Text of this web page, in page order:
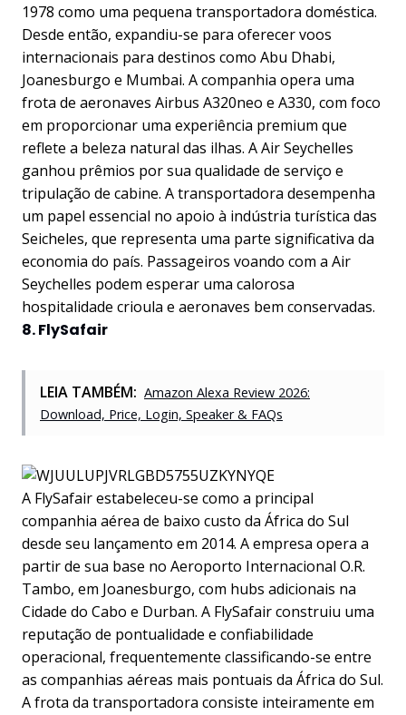
1978 como uma pequena transportadora doméstica.
Desde então, expandiu-se para oferecer voos
internacionais para destinos como Abu Dhabi,
Joanesburgo e Mumbai. A companhia opera uma
frota de aeronaves Airbus A320neo e A330, com foco
em proporcionar uma experiência premium que
reflete a beleza natural das ilhas. A Air Seychelles
ganhou prêmios por sua qualidade de serviço e
tripulação de cabine. A transportadora desempenha
um papel essencial no apoio à indústria turística das
Seicheles, que representa uma parte significativa da
economia do país. Passageiros voando com a Air
Seychelles podem esperar uma calorosa
hospitalidade crioula e aeronaves bem conservadas.
8. FlySafair
LEIA TAMBÉM: Amazon Alexa Review 2026:
Download, Price, Login, Speaker & FAQs
A FlySafair estabeleceu-se como a principal
companhia aérea de baixo custo da África do Sul
desde seu lançamento em 2014. A empresa opera a
partir de sua base no Aeroporto Internacional O.R.
Tambo, em Joanesburgo, com hubs adicionais na
Cidade do Cabo e Durban. A FlySafair construiu uma
reputação de pontualidade e confiabilidade
operacional, frequentemente classificando-se entre
as companhias aéreas mais pontuais da África do Sul.
A frota da transportadora consiste inteiramente em